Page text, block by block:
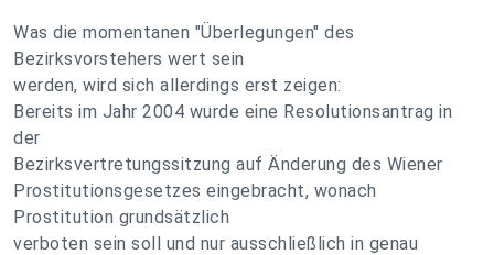
Was die momentanen "Überlegungen" des
Bezirksvorstehers wert sein
werden, wird sich allerdings erst zeigen:
Bereits im Jahr 2004 wurde eine Resolutionsantrag in
der
Bezirksvertretungssitzung auf Änderung des Wiener
Prostitutionsgesetzes eingebracht, wonach
Prostitution grundsätzlich
verboten sein soll und nur ausschließlich in genau